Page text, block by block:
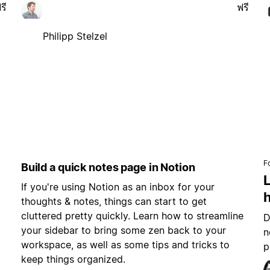
Philipp Stelzel
ฟรี
Build a quick notes page in Notion
If you're using Notion as an inbox for your
thoughts & notes, things can start to get
cluttered pretty quickly. Learn how to streamline
your sidebar to bring some zen back to your
workspace, as well as some tips and tricks to
keep things organized.